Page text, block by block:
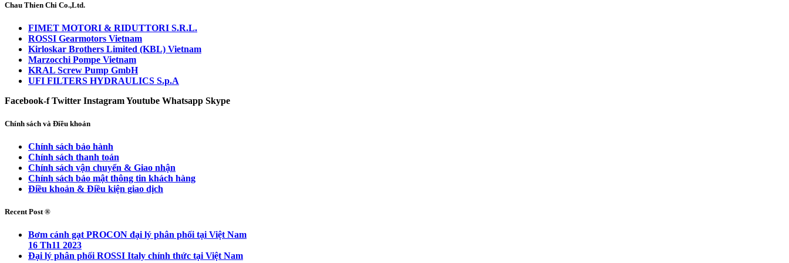
Chau Thien Chi Co.,Ltd.
FIMET MOTORI & RIDUTTORI S.R.L.
ROSSI Gearmotors Vietnam
Kirloskar Brothers Limited (KBL) Vietnam
Marzocchi Pompe Vietnam
KRAL Screw Pump GmbH
UFI FILTERS HYDRAULICS S.p.A
Facebook-f Twitter InstagramYoutube Whatsapp Skype
Chính sách và Điều khoản
Chính sách bảo hành
Chính sách thanh toán
Chính sách vận chuyển & Giao nhận
Chính sách bảo mật thông tin khách hàng
Điều khoản & Điều kiện giao dịch
Recent Post ®
Bơm cánh gạt PROCON đại lý phân phối tại Việt Nam
16 Th11 2023
Đại lý phân phối ROSSI Italy chính thức tại Việt Nam